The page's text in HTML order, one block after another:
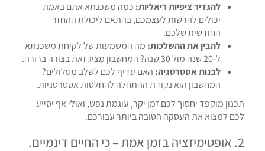
להגדיר ציפיות ריאליות: כמה משכנתא אתם באמת
יכולים להרשות לעצמכם, בהתאם ליכולת ההחזר
החודשית שלכם.
להבין את ההשלכות: מה המשמעות של לקיחת משכנתא
ל-20 שנה מול 30 שנה? המחשבון מציג זאת בצורה ברורה.
לבנות אסטרטגיה: האם עדיף לכם לשלב מסלולים?
המחשבון הוא נקודת ההתחלה להחלטות אסטרטגיות.
תכנון מוקפד יחסוך לכם זמן יקר, עוגמת נפש, ואולי אף יסייע
לכם למצוא את העסקה הטובה ביותר עבורכם.
2. אופטימיזציה בזמן אמת – כי החיים דינמיים.